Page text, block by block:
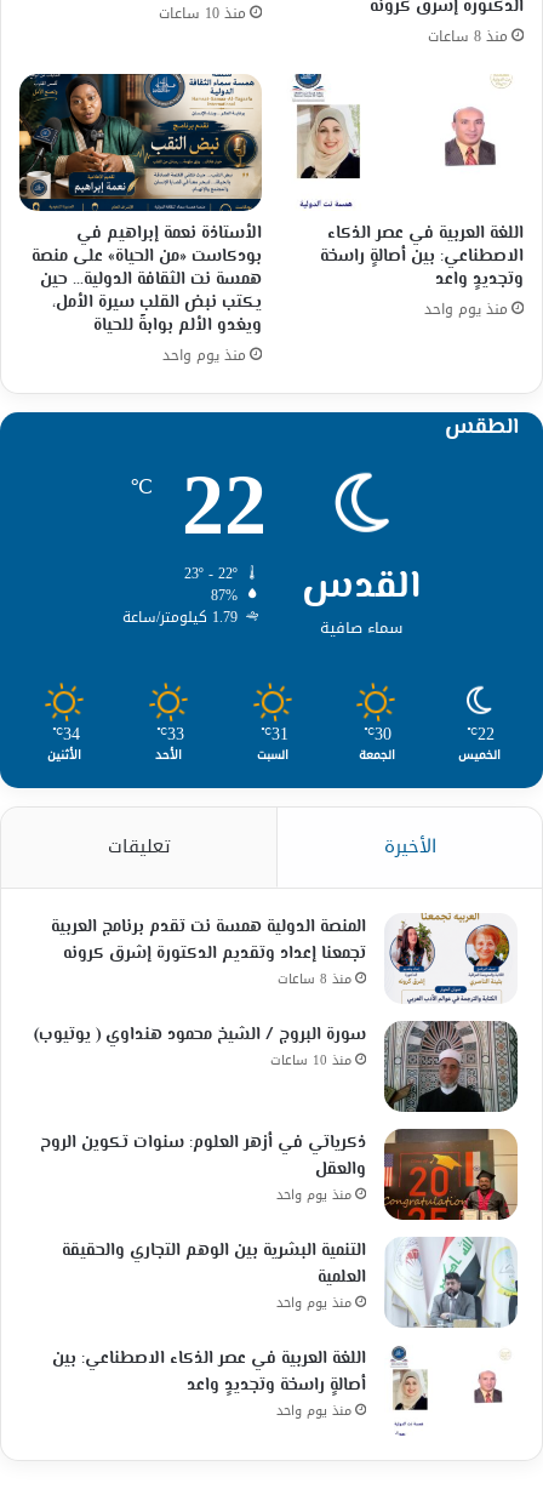
الدكتورة إشرق كرونه
منذ 8 ساعات
منذ 10 ساعات
اللغة العربية في عصر الذكاء
الاصطناعي: بين أصالةٍ راسخة
وتجديدٍ واعد
منذ يوم واحد
الأستاذة نعمة إبراهيم في
بودكاست «من الحياة» على منصة
همسة نت الثقافة الدولية… حين
يكتب نبض القلب سيرة الأمل،
ويغدو الألم بوابةً للحياة
منذ يوم واحد
الطقس
القدس
سماء صافية
22
℃
87%
1.79 كيلومتر/ساعة
22
℃
الخميس
30
℃
الجمعة
31
℃
السبت
33
℃
الأحد
34
℃
الأثنين
الأخيرة تعليقات
المنصة الدولية همسة نت تقدم برنامج العربية
تجمعنا إعداد وتقديم الدكتورة إشرق كرونه
منذ 8 ساعات
سورة البروج / الشيخ محمود هنداوي ( يوتيوب)
منذ 10 ساعات
ذكرياتي في أزهر العلوم: سنوات تكوين الروح
والعقل
منذ يوم واحد
التنمية البشرية بين الوهم التجاري والحقيقة
العلمية
منذ يوم واحد
اللغة العربية في عصر الذكاء الاصطناعي: بين
أصالةٍ راسخة وتجديدٍ واعد
منذ يوم واحد